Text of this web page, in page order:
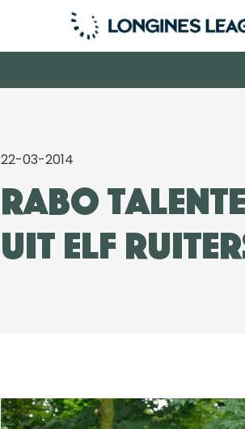
22-03-2014
Rabo
uit elf